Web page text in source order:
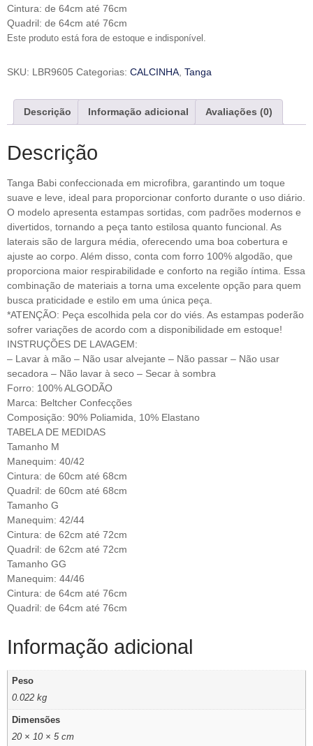
Cintura: de 64cm até 76cm
Quadril: de 64cm até 76cm
Este produto está fora de estoque e indisponível.
SKU: LBR9605 Categorias: CALCINHA Tanga
Descrição Informação adicional Avaliações (0)
Descrição
Tanga Babi confeccionada em microfibra, garantindo um toque
suave e leve, ideal para proporcionar conforto durante o uso diário.
O modelo apresenta estampas sortidas, com padrões modernos e
divertidos, tornando a peça tanto estilosa quanto funcional. As
laterais são de largura média, oferecendo uma boa cobertura e
ajuste ao corpo. Além disso, conta com forro 100% algodão, que
proporciona maior respirabilidade e conforto na região íntima. Essa
combinação de materiais a torna uma excelente opção para quem
busca praticidade e estilo em uma única peça.
*ATENÇÃO: Peça escolhida pela cor do viés. As estampas poderão
sofrer variações de acordo com a disponibilidade em estoque!
INSTRUÇÕES DE LAVAGEM:
– Lavar à mão – Não usar alvejante – Não passar – Não usar
secadora – Não lavar à seco – Secar à sombra
Forro: 100% ALGODÃO
Marca: Beltcher Confecções
Composição: 90% Poliamida, 10% Elastano
TABELA DE MEDIDAS
Tamanho M
Manequim: 40/42
Cintura: de 60cm até 68cm
Quadril: de 60cm até 68cm
Tamanho G
Manequim: 42/44
Cintura: de 62cm até 72cm
Quadril: de 62cm até 72cm
Tamanho GG
Manequim: 44/46
Cintura: de 64cm até 76cm
Quadril: de 64cm até 76cm
Informação adicional
Peso
0.022 kg
Dimensões
20 × 10 × 5 cm